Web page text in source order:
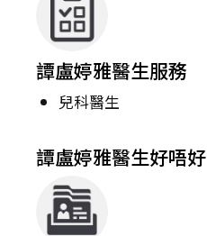
譚盧婷雅醫生服務
兒科醫生
譚盧婷雅醫生好唔好